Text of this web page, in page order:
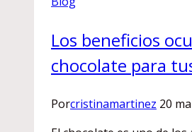
Los beneficios
chocolate para
Porcristinamartinez 20